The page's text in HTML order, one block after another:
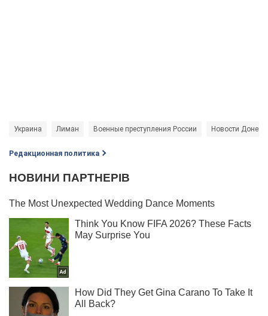
Украина Лиман Военные преступления России Новости
Редакционная политика